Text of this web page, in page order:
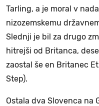
Tarling, a je moral v
nizozemskemu
Slednji je bil za drugo
hitrejši od Britanca,
zaostal še en Britanec
Step).
Ostala dva Slovenca na